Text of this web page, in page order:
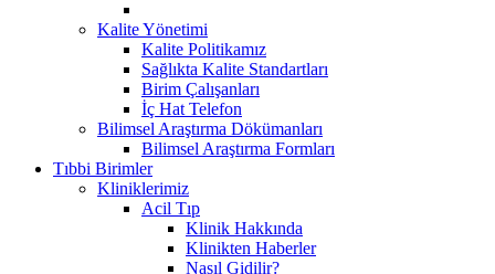
Kalite Yönetimi
Kalite Politikamız
Sağlıkta Kalite Standartları
Birim Çalışanları
İç Hat Telefon
Bilimsel Araştırma Dökümanları
Bilimsel Araştırma Formları
Tıbbi Birimler
Kliniklerimiz
Acil Tıp
Klinik Hakkında
Klinikten Haberler
Nasıl Gidilir?